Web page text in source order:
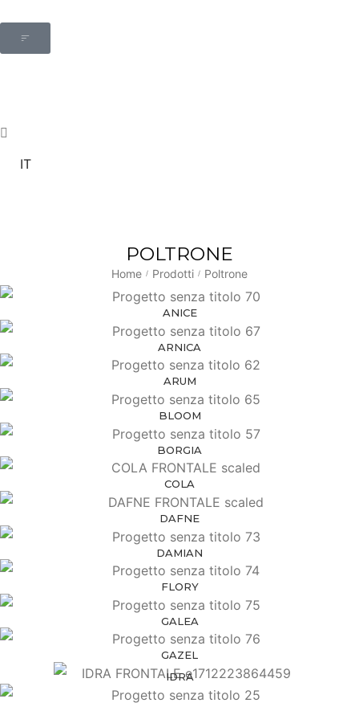
IT
POLTRONE
Home / Prodotti / Poltrone
ANICE
ARNICA
ARUM
BLOOM
BORGIA
COLA
DAFNE
DAMIAN
FLORY
GALEA
GAZEL
IDRA